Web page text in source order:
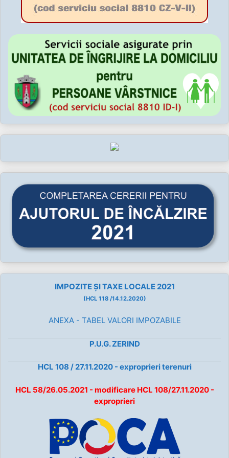
IMPOZITE ȘI TAXE LOCALE 2021
(HCL 118 /14.12.2020)
ANEXA - TABEL VALORI IMPOZABILE
P.U.G. ZERIND
HCL 108 / 27.11.2020 - exproprieri terenuri
HCL 58/26.05.2021 - modificare HCL 108/27.11.2020 -
exproprieri